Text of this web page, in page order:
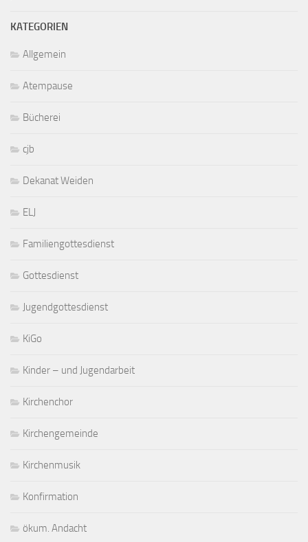
KATEGORIEN
Allgemein
Atempause
Bücherei
cjb
Dekanat Weiden
ELJ
Familiengottesdienst
Gottesdienst
Jugendgottesdienst
KiGo
Kinder – und Jugendarbeit
Kirchenchor
Kirchengemeinde
Kirchenmusik
Konfirmation
ökum. Andacht